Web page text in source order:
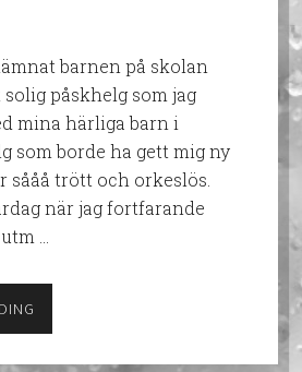
barnen på skolan
påskhelg som jag
mina härliga barn i
som borde ha gett mig ny
sååå trött och orkeslös.
när jag fortfarande
…